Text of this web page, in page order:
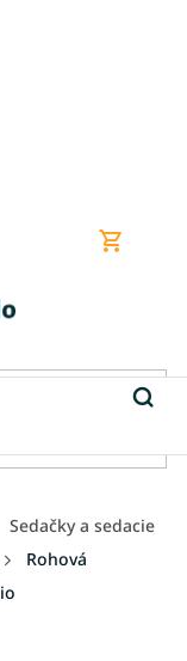
Sedačky a sedacie
Rohová